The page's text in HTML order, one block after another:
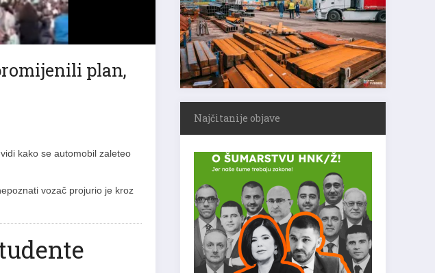
plan,
kako se automobil zaleteo
vozač projurio je kroz
Najčitanije objave